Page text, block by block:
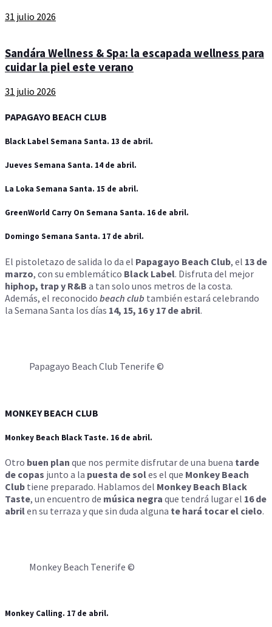
31 julio 2026
Sandára Wellness & Spa: la escapada wellness para
cuidar la piel este verano
31 julio 2026
PAPAGAYO BEACH CLUB
Black Label Semana Santa. 13 de abril.
Jueves Semana Santa. 14 de abril.
La Loka Semana Santa. 15 de abril.
GreenWorld Carry On Semana Santa. 16 de abril.
Domingo Semana Santa. 17 de abril.
El pistoletazo de salida lo da el Papagayo Beach Club, el 13 de
marzo, con su emblemático Black Label. Disfruta del mejor
hiphop, trap y R&B a tan solo unos metros de la costa.
Además, el reconocido beach club también estará celebrando
la Semana Santa los días 14, 15, 16 y 17 de abril.
Papagayo Beach Club Tenerife ©
MONKEY BEACH CLUB
Monkey Beach Black Taste. 16 de abril.
Otro buen plan que nos permite disfrutar de una buena tarde
de copas junto a la puesta de soles el que Monkey Beach
Club tiene preparado. Hablamos del Monkey Beach Black
Taste, un encuentro de música negra que tendrá lugar el 16 de
abrilen su terraza y que sin duda alguna te hará tocar el cielo.
Monkey Beach Tenerife ©
Monkey Calling. 17 de abril.